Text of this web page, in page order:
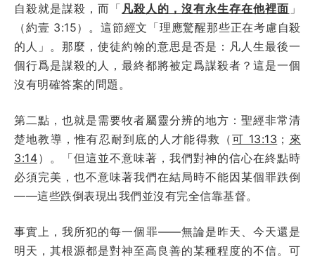
自殺就是謀殺，而「 凡殺人的，沒有永生存在他裡面 」
（約壹 3:15）。這節經文「理應驚醒那些正在考慮自殺
的人」。那麼，使徒約翰的意思是否是：凡人生最後一
個行爲是謀殺的人，最終都將被定爲謀殺者？這是一個
沒有明確答案的問題。
第二點，也就是需要牧者屬靈分辨的地方：聖經非常清
楚地教導，惟有忍耐到底的人才能得救（可 13:13 ； 來
3:14）。「但這並不意味著，我們對神的信心在終點時
必須完美，也不意味著我們在結局時不能因某個罪跌倒
——這些跌倒表現出我們並沒有完全信靠基督。
事實上，我所犯的每一個罪——無論是昨天、今天還是
明天，其根源都是對神至高良善的某種程度的不信。可